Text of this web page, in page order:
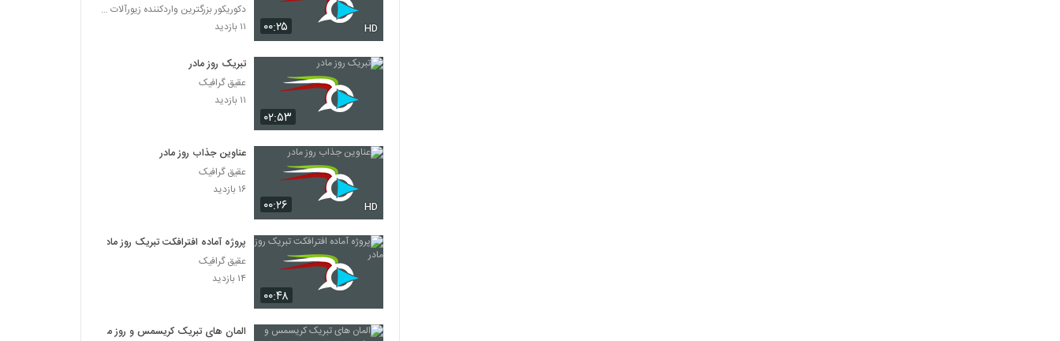
۰۰:۲۵ HD
دکوریکور بزرگترین واردکننده زیورآلات خاص
۱۱ بازدید
۰۲:۵۳
تبریک روز مادر
عقیق گرافیک
۱۱ بازدید
۰۰:۲۶ HD
عناوین جذاب روز مادر
عقیق گرافیک
۱۶ بازدید
۰۰:۴۸
پروژه آماده افترافکت تبریک روز مادر
عقیق گرافیک
۱۴ بازدید
المان های تبریک کریسمس و روز مادر